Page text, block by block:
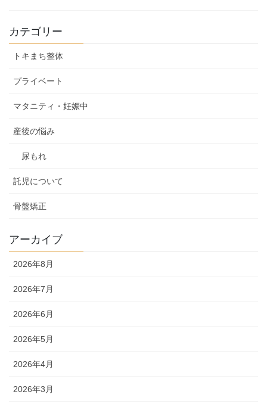
カテゴリー
トキまち整体
プライベート
マタニティ・妊娠中
産後の悩み
尿もれ
託児について
骨盤矯正
アーカイブ
2026年8月
2026年7月
2026年6月
2026年5月
2026年4月
2026年3月